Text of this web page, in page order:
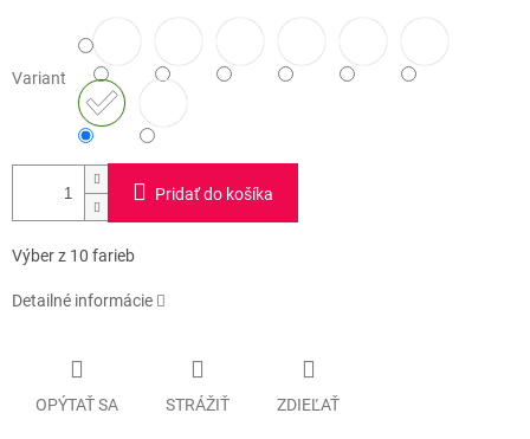
Variant
Pridať do košíka
Výber z 10 farieb
Detailné informácie
OPÝTAŤ SA STRÁŽIŤ ZDIEĽAŤ